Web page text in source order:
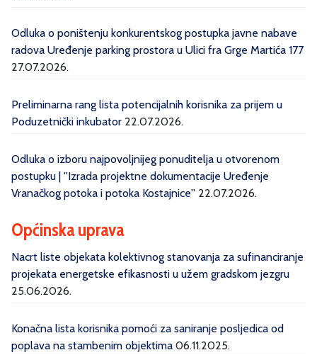
Odluka o poništenju konkurentskog postupka javne nabave
radova Uređenje parking prostora u Ulici fra Grge Martića 177
27.07.2026.
Preliminarna rang lista potencijalnih korisnika za prijem u
Poduzetnički inkubator 22.07.2026.
Odluka o izboru najpovoljnijeg ponuditelja u otvorenom
postupku | ''Izrada projektne dokumentacije Uređenje
Vranačkog potoka i potoka Kostajnice'' 22.07.2026.
Općinska uprava
Nacrt liste objekata kolektivnog stanovanja za sufinanciranje
projekata energetske efikasnosti u užem gradskom jezgru
25.06.2026.
Konačna lista korisnika pomoći za saniranje posljedica od
poplava na stambenim objektima 06.11.2025.